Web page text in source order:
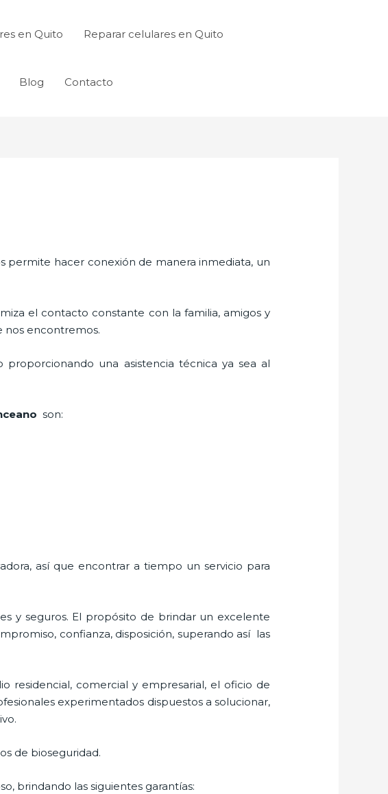
en Quito Reparar celulares en Quito
Blog Contacto
permite hacer conexión de manera inmediata, un
el contacto constante con la familia, amigos y
nos encontremos.
una asistencia técnica ya sea al
son:
así que encontrar a tiempo un servicio para
y seguros. El propósito de brindar un excelente
confianza, disposición, superando así las
residencial, comercial y empresarial, el oficio de
experimentados dispuestos a solucionar,
de bioseguridad.
brindando las siguientes garantías: